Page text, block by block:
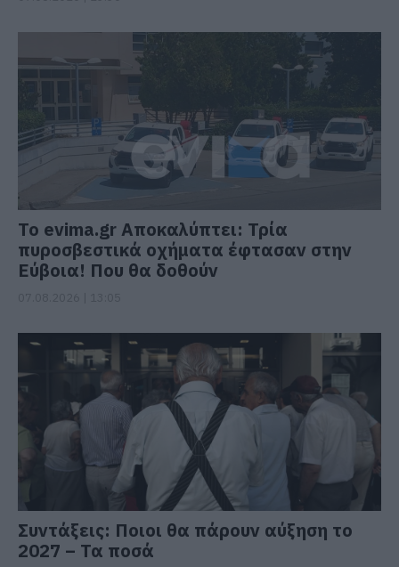
Το evima.gr Αποκαλύπτει: Τρία
πυροσβεστικά οχήματα έφτασαν στην
Εύβοια! Που θα δοθούν
Συντάξεις: Ποιοι θα πάρουν αύξηση το
2027 – Τα ποσά